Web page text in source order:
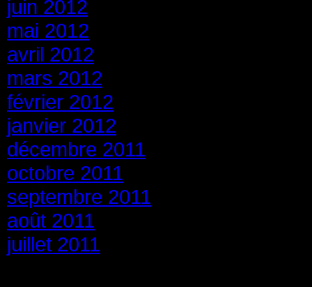
juin 2012
mai 2012
avril 2012
mars 2012
février 2012
janvier 2012
décembre 2011
octobre 2011
septembre 2011
août 2011
juillet 2011